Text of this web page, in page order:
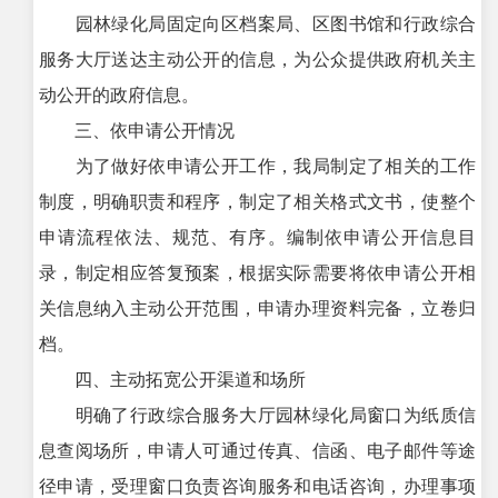
园林绿化局固定向区档案局、区图书馆和行政综合
服务大厅送达主动公开的信息，为公众提供政府机关主
动公开的政府信息。
三、依申请公开情况
为了做好依申请公开工作，我局制定了相关的工作
制度，明确职责和程序，制定了相关格式文书，使整个
申请流程依法、规范、有序。编制依申请公开信息目
录，制定相应答复预案，根据实际需要将依申请公开相
关信息纳入主动公开范围，申请办理资料完备，立卷归
档。
四、主动拓宽公开渠道和场所
明确了行政综合服务大厅园林绿化局窗口为纸质信
息查阅场所，申请人可通过传真、信函、电子邮件等途
径申请，受理窗口负责咨询服务和电话咨询，办理事项